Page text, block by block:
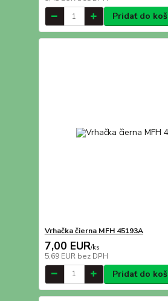
Pridať do
Vrhačka čierna MFH 45193A
7,00 EUR/ks
5,69 EUR bez DPH
Pridať do